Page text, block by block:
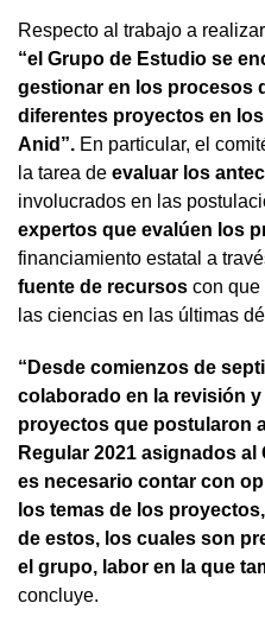
Respecto al trabajo a
“el Grupo de Estudio se
gestionar en los procesos
diferentes proyectos en
Anid”. En particular, el
la tarea de evaluar los
involucrados en las
expertos que evalúen los
financiamiento estatal a
fuente de recursos con que
las ciencias en las últimas
“Desde comienzos de
colaborado en la revisión
proyectos que postularon
Regular 2021 asignados
es necesario contar con
los temas de los
de estos, los cuales son
el grupo, labor en la que
concluye.